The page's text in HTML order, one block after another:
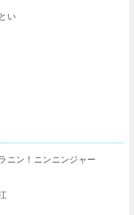
い
ニン！ニンニンジャー